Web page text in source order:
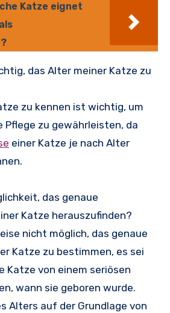
Katze eignet
das Alter meiner Katze zu
zu kennen ist wichtig, um
Pflege zu gewährleisten, da
einer Katze je nach Alter
das genaue
Katze herauszufinden?
nicht möglich, das genaue
Katze zu bestimmen, es sei
Katze von einem seriösen
wann sie geboren wurde.
Alters auf der Grundlage von